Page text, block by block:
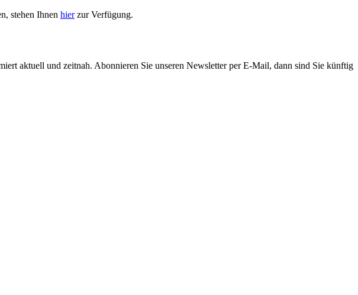
stehen Ihnen hierzur Verfügung.
aktuell und zeitnah. Abonnieren Sie unseren Newsletter per E-Mail, dann sind Sie künftig